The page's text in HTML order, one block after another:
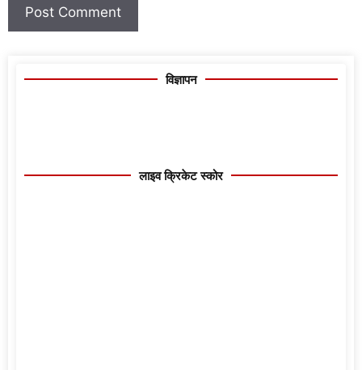
विज्ञापन
लाइव क्रिकेट स्कोर